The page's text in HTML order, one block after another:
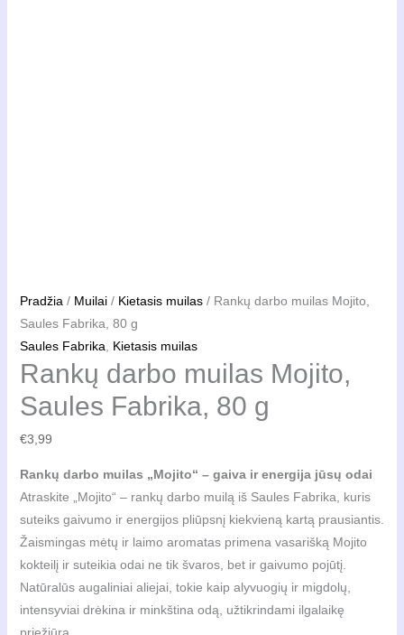
Pradžia/ Muilai/ Kietasis muilas/ Rankų darbo muilas Mojito,
Saules Fabrika, 80 g
Saules Fabrika, Kietasis muilas
Rankų darbo muilas Mojito,
Saules Fabrika, 80 g
€3,99
Rankų darbo muilas „Mojito“ – gaiva ir energija jūsų odai
Atraskite „Mojito“ – rankų darbo muilą iš Saules Fabrika, kuris
suteiks gaivumo ir energijos pliūpsnį kiekvieną kartą prausiantis.
Žaismingas mėtų ir laimo aromatas primena vasarišką Mojito
kokteilį ir suteikia odai ne tik švaros, bet ir gaivumo pojūtį.
Natūralūs augaliniai aliejai, tokie kaip alyvuogių ir migdolų,
intensyviai drėkina ir minkština odą, užtikrindami ilgalaikę